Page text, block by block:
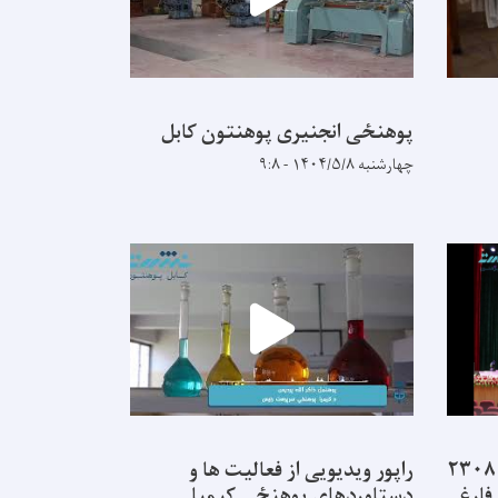
پوهنځی انجنیری پوهنتون کابل
چهارشنبه ۱۴۰۴/۵/۸ - ۹:۸
از ۲۲ پوهنځی پوهنتون کابل ۲۳۰۸ راپور ویدیویی از فعالیت ها و